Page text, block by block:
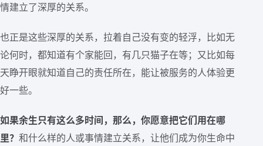
情建立了深厚的关系。
也正是这些深厚的关系，拉着自己没有变的轻浮，比如无
论何时，都知道有个家能回，有几只猫子在等；又比如每
天睁开眼就知道自己的责任所在，能让被服务的人体验更
好一些。
如果余生只有这么多时间，那么，你愿意把它们用在哪
里？ 和什么样的人或事情建立关系，让他们成为你生命中